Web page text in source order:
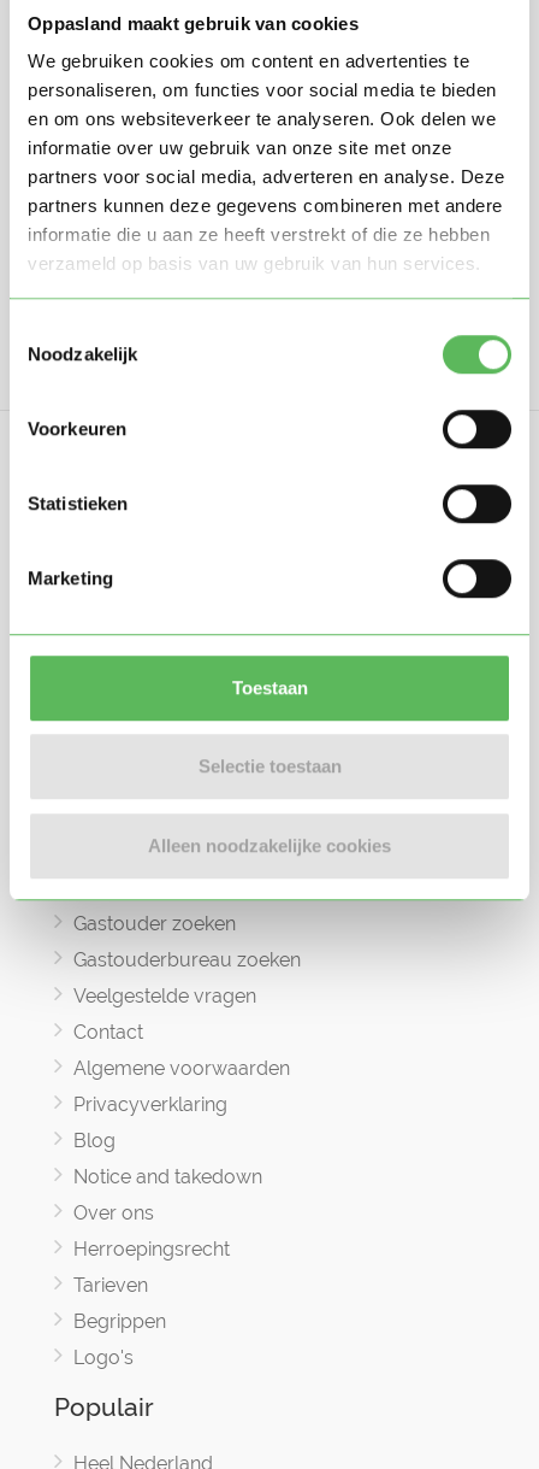
Oppasland maakt gebruik van cookies
We gebruiken cookies om content en advertenties te
personaliseren, om functies voor social media te bieden
en om ons websiteverkeer te analyseren. Ook delen we
informatie over uw gebruik van onze site met onze
partners voor social media, adverteren en analyse. Deze
partners kunnen deze gegevens combineren met andere
informatie die u aan ze heeft verstrekt of die ze hebben
verzameld op basis van uw gebruik van hun services.
Noodzakelijk
Voorkeuren
Statistieken
Marketing
Toestaan
Selectie toestaan
Alleen noodzakelijke cookies
Stuur mij nieuwe profielen in mijn omgeving per
e-mail
Door te registreren ga je akkoord met deAlgemene
voorwaardenvan Oppasland.
Gratis aanmelden
in 2017, bedoeld om ouders, oppassers en
brengen.
Informatie
Oppas zoeken
Gastouder zoeken
Gastouderbureau zoeken
Veelgestelde vragen
Contact
Algemene voorwaarden
Privacyverklaring
Blog
Notice and takedown
Over ons
Herroepingsrecht
Tarieven
Begrippen
Logo's
Populair
Heel Nederland